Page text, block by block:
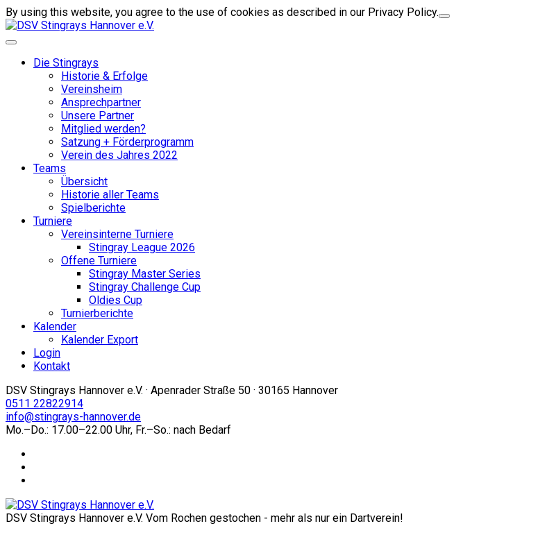
By using this website, you agree to the use of cookies as described in our Privacy Policy.
Die Stingrays
Historie & Erfolge
Vereinsheim
Ansprechpartner
Unsere Partner
Mitglied werden?
Satzung + Förderprogramm
Verein des Jahres 2022
Teams
Übersicht
Historie aller Teams
Spielberichte
Turniere
Vereinsinterne Turniere
Stingray League 2026
Offene Turniere
Stingray Master Series
Stingray Challenge Cup
Oldies Cup
Turnierberichte
Kalender
Kalender Export
Login
Kontakt
DSV Stingrays Hannover e.V. · Apenrader Straße 50 · 30165 Hannover
0511 22822914
info@stingrays-hannover.de
Mo.–Do.: 17.00–22.00 Uhr, Fr.–So.: nach Bedarf
DSV Stingrays Hannover e.V. Vom Rochen gestochen - mehr als nur ein Dartverein!